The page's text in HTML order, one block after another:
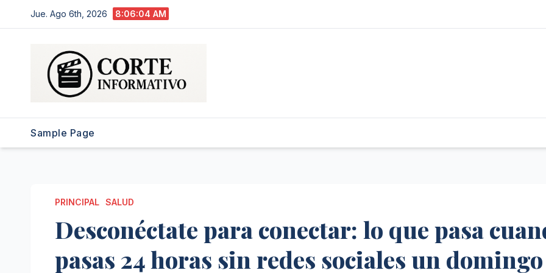
al
Jue. Ago 6th, 2026 8:06:05 AM
Sample Page
PRINCIPAL SALUD
Desconéctate para conectar: lo que pasa
pasas 24 horas sin redes sociales un domingo